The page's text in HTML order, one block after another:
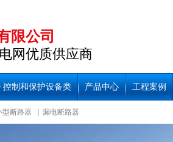
限公司
网优质供应商
控制和保护设备类 产品中心 工程案例
型断路器 漏电断路器